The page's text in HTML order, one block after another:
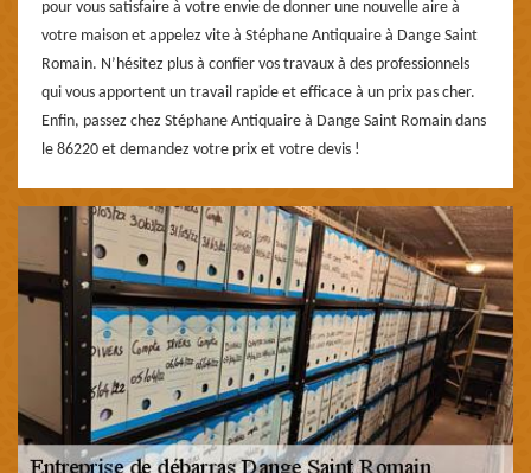
pour vous satisfaire à votre envie de donner une nouvelle aire à
votre maison et appelez vite à Stéphane Antiquaire à Dange Saint
Romain. N’hésitez plus à confier vos travaux à des professionnels
qui vous apportent un travail rapide et efficace à un prix pas cher.
Enfin, passez chez Stéphane Antiquaire à Dange Saint Romain dans
le 86220 et demandez votre prix et votre devis !